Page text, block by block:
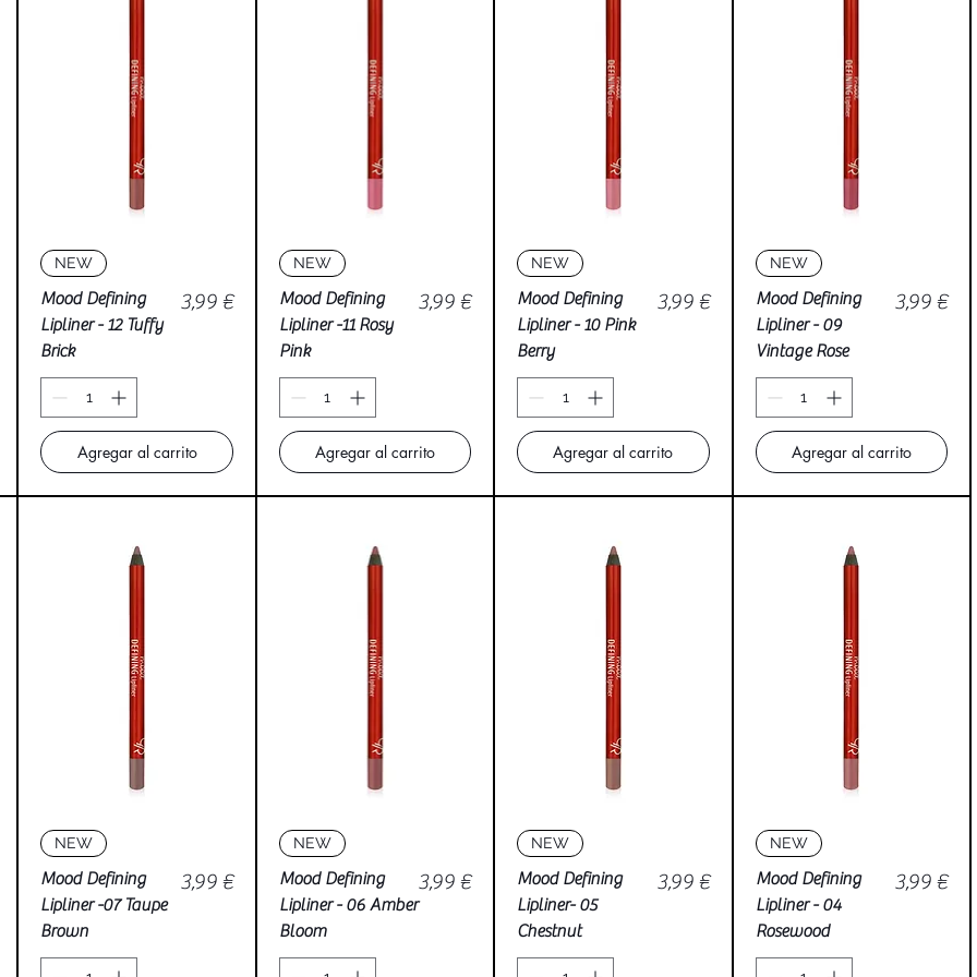
Vista rápida
NEW
Mood Defining
Lipliner - 12 Tuffy
Brick
Precio
3,99 €
Agregar al carrito
Vista rápida
NEW
Mood Defining
Lipliner -11 Rosy
Pink
Precio
3,99 €
Agregar al carrito
Vista rápida
NEW
Mood Defining
Lipliner - 10 Pink
Berry
Precio
3,99 €
Agregar al carrito
Vista rápida
NEW
Mood Defining
Lipliner - 09
Vintage Rose
Precio
3,99 €
Agregar al carrito
Vista rápida
NEW
Mood Defining
Lipliner -07 Taupe
Brown
Precio
3,99 €
Vista rápida
NEW
Mood Defining
Lipliner - 06 Amber
Bloom
Precio
3,99 €
Vista rápida
NEW
Mood Defining
Lipliner- 05
Chestnut
Precio
3,99 €
Vista rápida
NEW
Mood Defining
Lipliner - 04
Rosewood
Precio
3,99 €